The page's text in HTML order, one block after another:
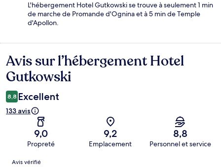
L'hébergement Hotel Gutkowski se trouve à seulement 1 min
de marche de Promande d'Ognina et à 5 min de Temple
d'Apollon.
Avis
Avis sur l’hébergement Hotel
Gutkowski
8,8 Excellent
133 avis
9,0
Propreté
9,2
Emplacement
8,8
Personnel et service
Avis
Avis vérifié